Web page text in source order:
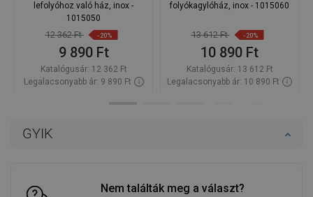
GYIK
Nem találták meg a választ?
lefolyóhoz való ház, inox -
1015050
12 362 Ft -20%
9 890 Ft
Katalógusár: 12 362 Ft
Legalacsonyabb ár: 9 890 Ft
folyókagylóház, inox - 1015060
13 612 Ft -20%
10 890 Ft
Katalógusár: 13 612 Ft
Legalacsonyabb ár: 10 890 Ft